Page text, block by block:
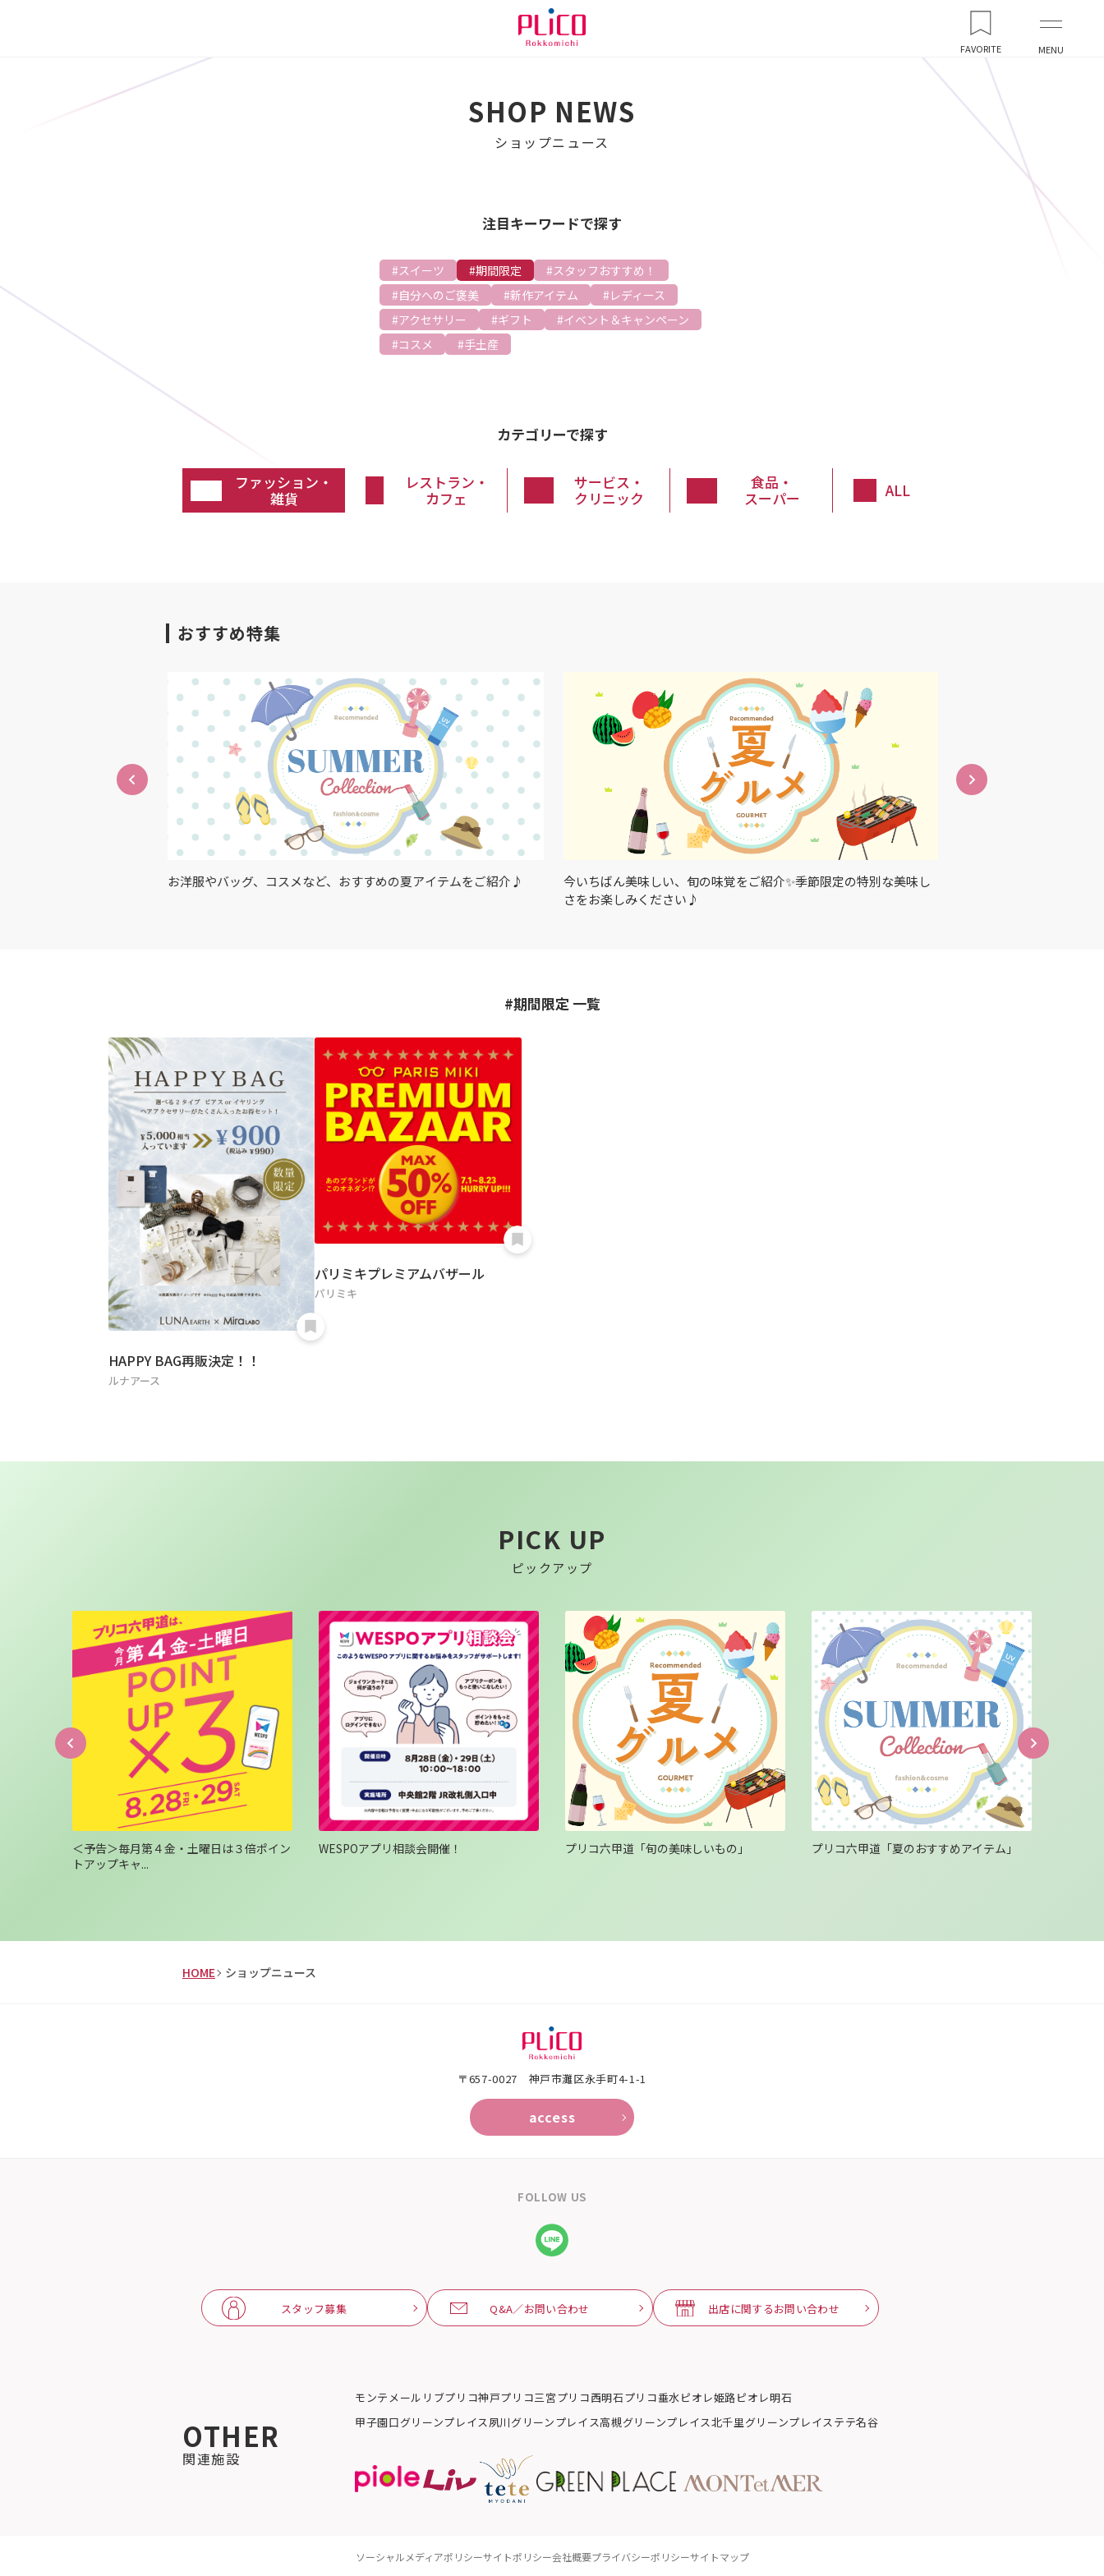
FAVORITE MENU
SHOP NEWS
ショップニュース
注目キーワードで探す
スイーツ 期間限定
スタッフおすすめ！
自分へのご褒美
新作アイテム
レディース
アクセサリー
ギフト
イベント＆キャンペーン
コスメ
手土産
カテゴリーで探す
ファッション・
雑貨
レストラン・
カフェ
サービス・
クリニック
食品・
スーパー
ALL
おすすめ特集
お洋服やバッグ、コスメなど、おすすめの夏アイテムをご紹介♪
今いちばん美味しい、旬の味覚をご紹介✨季節限定の特別な美味し
さをお楽しみください♪
#期間限定 一覧
HAPPY BAG再販決定！！
ルナアース
パリミキプレミアムバザール
パリミキ
PICK UP
ピックアップ
＜予告＞毎月第４金・土曜日は３倍ポイン
トアップキャ...
WESPOアプリ相談会開催！ プリコ六甲道「旬の美味しいもの」 プリコ六甲道「夏のおすすめアイテム」
HOME ショップニュース
〒657-0027 神戸市灘区永手町4-1-1
access
FOLLOW US
スタッフ募集 Q&A／お問い合わせ 出店に関するお問い合わせ
OTHER
関連施設
モンテメール リブプリコ神戸プリコ三宮プリコ西明石プリコ垂水ピオレ姫路ピオレ明石
甲子園口グリーンプレイス夙川グリーンプレイス高槻グリーンプレイス北千里グリーンプレイステテ名谷
ソーシャルメディアポリシーサイトポリシー会社概要プライバシーポリシーサイトマップ